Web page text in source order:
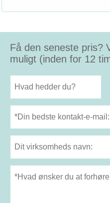
Få den seneste pris?
muligt (inden for 12